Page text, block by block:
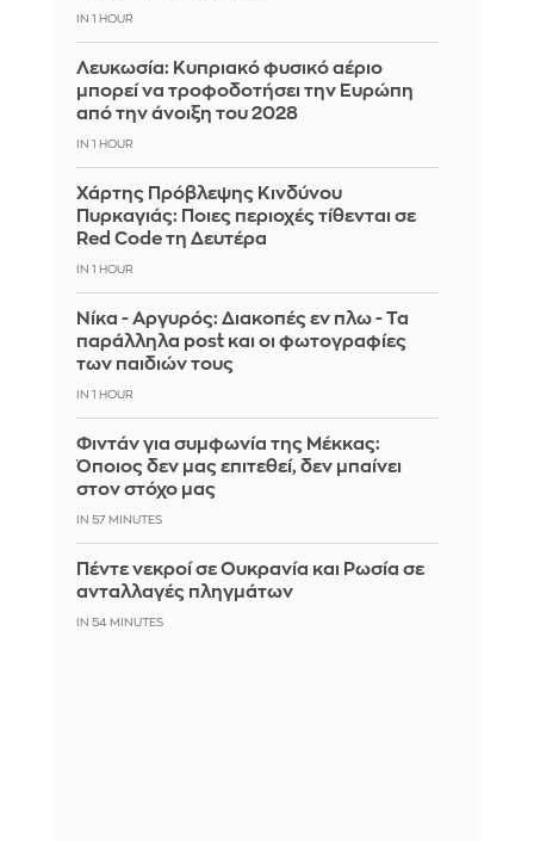
IN 1 HOUR
Λευκωσία: Κυπριακό φυσικό αέριο
μπορεί να τροφοδοτήσει την Ευρώπη
από την άνοιξη του 2028
IN 1 HOUR
Χάρτης Πρόβλεψης Κινδύνου
Πυρκαγιάς: Ποιες περιοχές τίθενται σε
Red Code τη Δευτέρα
IN 1 HOUR
Νίκα - Αργυρός: Διακοπές εν πλω - Τα
παράλληλα post και οι φωτογραφίες
των παιδιών τους
IN 1 HOUR
Φιντάν για συμφωνία της Μέκκας:
Όποιος δεν μας επιτεθεί, δεν μπαίνει
στον στόχο μας
IN 57 MINUTES
Πέντε νεκροί σε Ουκρανία και Ρωσία σε
ανταλλαγές πληγμάτων
IN 54 MINUTES